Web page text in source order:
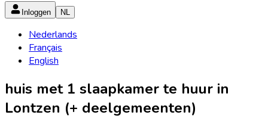
Inloggen NL
Nederlands
Français
English
huis met 1 slaapkamer te huur in
Lontzen (+ deelgemeenten)